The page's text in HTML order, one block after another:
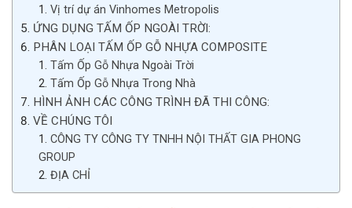
Vị trí dự án Vinhomes Metropolis
ỨNG DỤNG TẤM ỐP NGOÀI TRỜI:
PHÂN LOẠI TẤM ỐP GỖ NHỰA COMPOSITE
Tấm Ốp Gỗ Nhựa Ngoài Trời
Tấm Ốp Gỗ Nhựa Trong Nhà
HÌNH ẢNH CÁC CÔNG TRÌNH ĐÃ THI CÔNG:
VỀ CHÚNG TÔI
CÔNG TY CÔNG TY TNHH NỘI THẤT GIA PHONG
GROUP
ĐỊA CHỈ